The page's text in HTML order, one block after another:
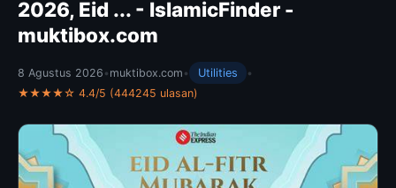
2026, Eid ... - IslamicFinder -
muktibox.com
8 Agustus 2026 • muktibox.com • Utilities
•
★★★★☆ 4.4/5 (444245 ulasan)